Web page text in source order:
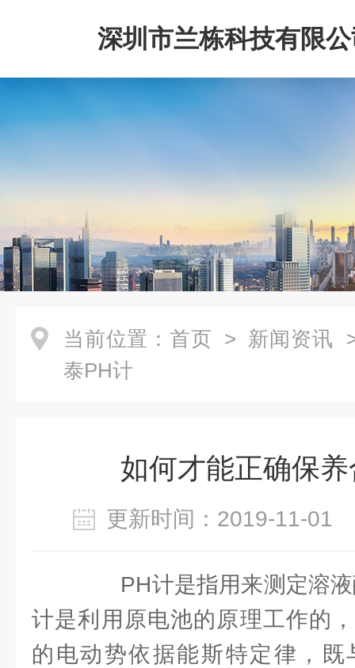
深圳市兰栋科技有限
当前位置： 首页 > 新闻资讯
泰PH计
如何才能正确保
更新时间：2019-11-
PH计是指用来测定溶液
计是利用原电池的原理工作的
的电动势依据能斯特定律，